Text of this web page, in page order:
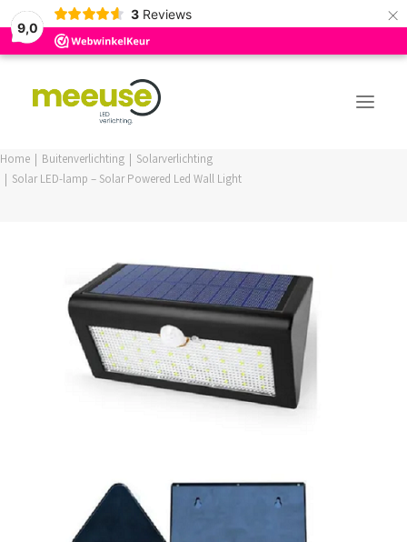
9,0
3 Reviews ×
OUTLED ASSORTIMENT
WEBSHOP
LOGIN / REGISTER
Home Buitenverlichting
Solarverlichting
Solar LED-lamp – Solar Powered Led Wall Light